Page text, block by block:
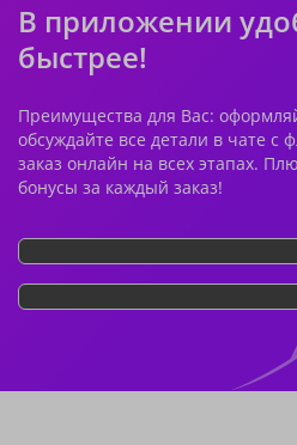
В приложении
быстрее!
Преимущества для Вас:
обсуждайте все детали в чате с
заказ онлайн на всех этапах.
бонусы за каждый заказ!